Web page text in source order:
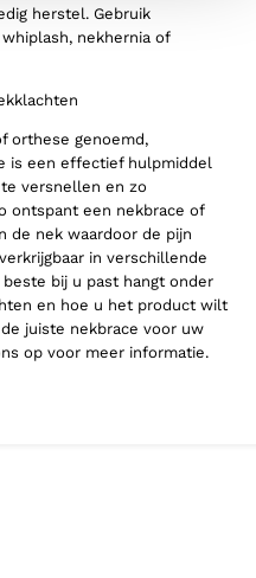
herstel. Gebruik
nekhernia of
orthese genoemd,
is een effectief hulpmiddel
versnellen en zo
ontspant een nekbrace of
de nek waardoor de pijn
in verschillende
bij u past hangt onder
en hoe u het product wilt
juiste nekbrace voor uw
op voor meer informatie.